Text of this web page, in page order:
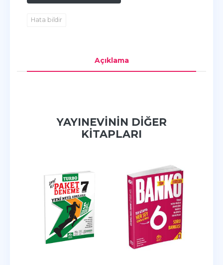
Hata bildir
Açıklama
YAYINEVININ DIĞER
KITAPLARI